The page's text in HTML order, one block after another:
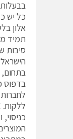
כל יש
אלון
תמיד
סיבות
בדפוס